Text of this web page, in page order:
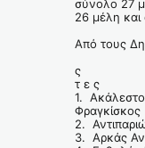
σύνολο 27
26 μέλη και
Από τους
Π α ρ
ς
τ ε ς
1.
Φραγκίσκος
2.
3. Αρκάς